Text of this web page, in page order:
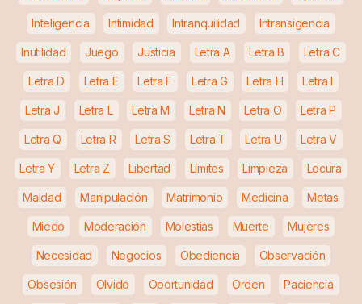
Inteligencia Intimidad Intranquilidad Intransigencia
Inutilidad Juego Justicia Letra A Letra B Letra C
Letra D Letra E Letra F Letra G Letra H Letra I
Letra J Letra L Letra M Letra N Letra O Letra P
Letra Q Letra R Letra S Letra T Letra U Letra V
Letra Y Letra Z Libertad Límites Limpieza Locura
Maldad Manipulación Matrimonio Medicina Metas
Miedo Moderación Molestias Muerte Mujeres
Necesidad Negocios Obediencia Observación
Obsesión Olvido Oportunidad Orden Paciencia